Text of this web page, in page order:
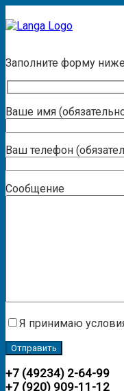
Заполните форму
Ваше имя
Ваш телефон
Сообщение
Я принимаю
+7 (49234) 2-64-99
+7 (920) 909-11-12